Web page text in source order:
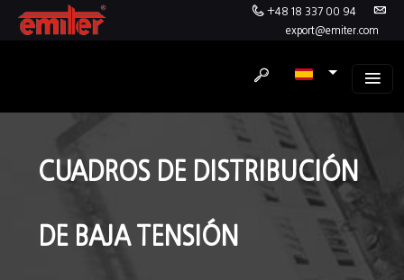
+48 18 337 00 94
export@emiter.com
CUADROS DE DISTRIBUCIÓN
DE BAJA TENSIÓN